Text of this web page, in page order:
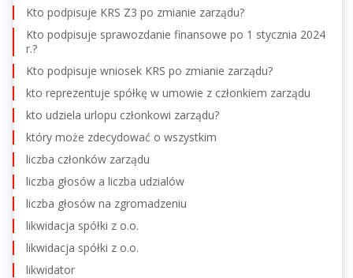
Kto podpisuje KRS Z3 po zmianie zarządu?
Kto podpisuje sprawozdanie finansowe po 1 stycznia 2024
r.?
Kto podpisuje wniosek KRS po zmianie zarządu?
kto reprezentuje spółkę w umowie z członkiem zarządu
kto udziela urlopu członkowi zarządu?
który może zdecydować o wszystkim
liczba członków zarządu
liczba głosów a liczba udzialów
liczba głosów na zgromadzeniu
likwidacja spółki z o.o.
likwidacja spółki z o.o.
likwidator